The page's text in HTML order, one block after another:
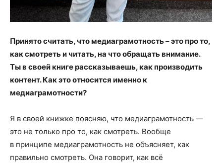
Принято считать, что медиаграмотность – это про то,
как смотреть и читать, на что обращать внимание.
Ты в своей книге рассказываешь, как производить
контент. Как это относится именно к
медиаграмотности?
Я в своей книжке поясняю, что медиаграмотность —
это не только про то, как смотреть. Вообще
в принципе медиаграмотность не объясняет, как
правильно смотреть. Она говорит, как всё